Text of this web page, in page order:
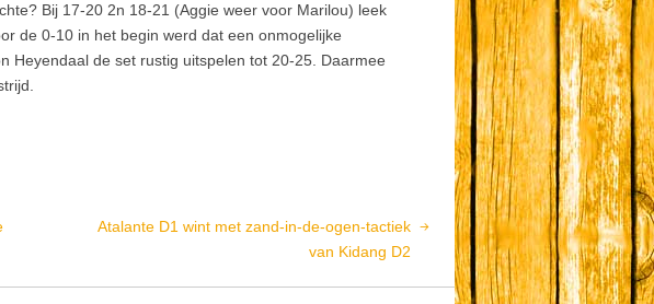
Bij 17-20 2n 18-21 (Aggie weer voor Marilou) leek
de 0-10 in het begin werd dat een onmogelijke
Heyendaal de set rustig uitspelen tot 20-25. Daarmee
Atalante D1 wint met zand-in-de-ogen-tactiek
van Kidang D2